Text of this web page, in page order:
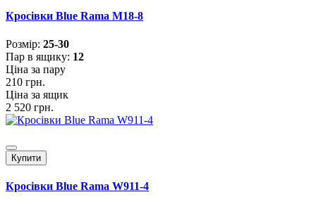
Кросівки Blue Rama M18-8
Розмiр: 25-30
Пар в ящику: 12
Ціна за пару
210 грн.
Ціна за ящик
2 520 грн.
Купити
Кросівки Blue Rama W911-4